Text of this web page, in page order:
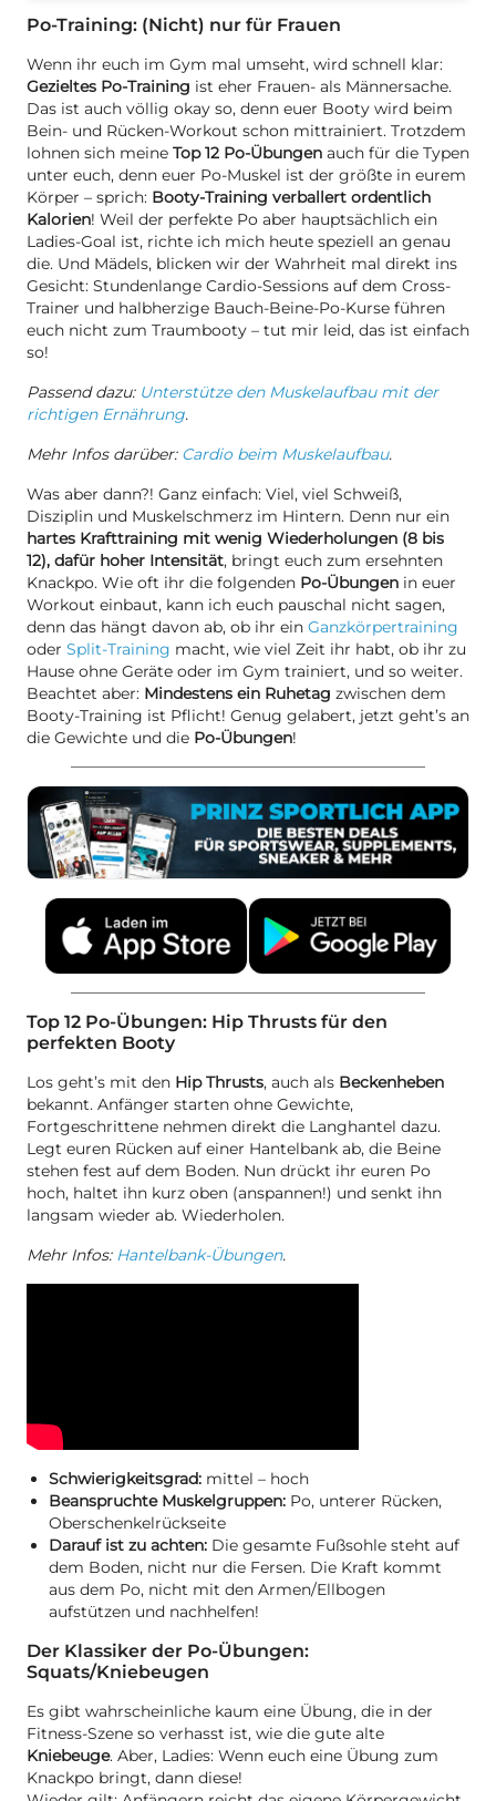
Po-Training: (Nicht) nur für Frauen
Wenn ihr euch im Gym mal umseht, wird schnell klar:
Gezieltes Po-Training ist eher Frauen- als Männersache.
Das ist auch völlig okay so, denn euer Booty wird beim
Bein- und Rücken-Workout schon mittrainiert. Trotzdem
lohnen sich meine Top 12 Po-Übungen auch für die Typen
unter euch, denn euer Po-Muskel ist der größte in eurem
Körper – sprich: Booty-Training verballert ordentlich
Kalorien! Weil der perfekte Po aber hauptsächlich ein
Ladies-Goal ist, richte ich mich heute speziell an genau
die. Und Mädels, blicken wir der Wahrheit mal direkt ins
Gesicht: Stundenlange Cardio-Sessions auf dem Cross-
Trainer und halbherzige Bauch-Beine-Po-Kurse führen
euch nicht zum Traumbooty – tut mir leid, das ist einfach
so!
Passend dazu: Unterstütze den Muskelaufbau mit der
richtigen Ernährung.
Mehr Infos darüber: Cardio beim Muskelaufbau.
Was aber dann?! Ganz einfach: Viel, viel Schweiß,
Disziplin und Muskelschmerz im Hintern. Denn nur ein
hartes Krafttraining mit wenig Wiederholungen (8 bis
12), dafür hoher Intensität, bringt euch zum ersehnten
Knackpo. Wie oft ihr die folgenden Po-Übungen in euer
Workout einbaut, kann ich euch pauschal nicht sagen,
denn das hängt davon ab, ob ihr ein Ganzkörpertraining
oder Split-Training macht, wie viel Zeit ihr habt, ob ihr zu
Hause ohne Geräte oder im Gym trainiert, und so weiter.
Beachtet aber: Mindestens ein Ruhetag zwischen dem
Booty-Training ist Pflicht! Genug gelabert, jetzt geht’s an
die Gewichte und die Po-Übungen!
Top 12 Po-Übungen: Hip Thrusts für den
perfekten Booty
Los geht’s mit den Hip Thrusts, auch als Beckenheben
bekannt. Anfänger starten ohne Gewichte,
Fortgeschrittene nehmen direkt die Langhantel dazu.
Legt euren Rücken auf einer Hantelbank ab, die Beine
stehen fest auf dem Boden. Nun drückt ihr euren Po
hoch, haltet ihn kurz oben (anspannen!) und senkt ihn
langsam wieder ab. Wiederholen.
Mehr Infos: Hantelbank-Übungen.
Schwierigkeitsgrad: mittel – hoch
Beanspruchte Muskelgruppen: Po, unterer Rücken,
Oberschenkelrückseite
Darauf ist zu achten: Die gesamte Fußsohle steht auf
dem Boden, nicht nur die Fersen. Die Kraft kommt
aus dem Po, nicht mit den Armen/Ellbogen
aufstützen und nachhelfen!
Der Klassiker der Po-Übungen:
Squats/Kniebeugen
Es gibt wahrscheinliche kaum eine Übung, die in der
Fitness-Szene so verhasst ist, wie die gute alte
Kniebeuge. Aber, Ladies: Wenn euch eine Übung zum
Knackpo bringt, dann diese!